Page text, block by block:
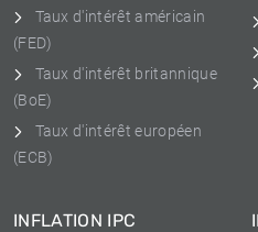
Taux d'intérêt américain
(FED)
Taux d'intérêt britannique
(BoE)
Taux d'intérêt européen
(ECB)
INFLATION IPC